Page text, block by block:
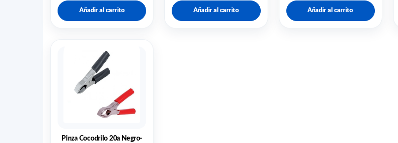
Añadir al carrito Añadir al carrito Añadir al carrito
Pinza Cocodrilo 20a Negro-